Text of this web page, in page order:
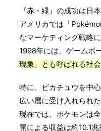
『赤・緑』の成功は日
アメリカでは「
なマーケティング戦略
1998年には、ゲームボ
現象」とも呼ばれる社
特に、ピカチュウを中
広い層に受け入れられ
現在では、ポケモンは
開による収益は約10.1兆